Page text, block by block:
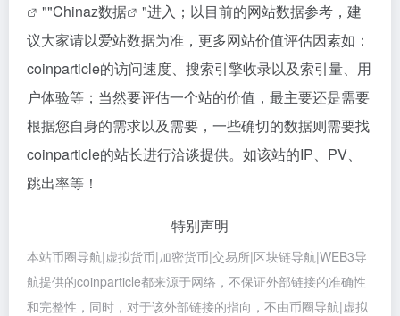
""Chinaz数据
"进入；以目前的网站数据参考，建
议大家请以爱站数据为准，更多网站价值评估因素如：
coinparticle的访问速度、搜索引擎收录以及索引量、用
户体验等；当然要评估一个站的价值，最主要还是需要
根据您自身的需求以及需要，一些确切的数据则需要找
coinparticle的站长进行洽谈提供。如该站的IP、PV、
跳出率等！
特别声明
本站币圈导航|虚拟货币|加密货币|交易所|区块链导航|WEB3导
航提供的coinparticle都来源于网络，不保证外部链接的准确性
和完整性，同时，对于该外部链接的指向，不由币圈导航|虚拟